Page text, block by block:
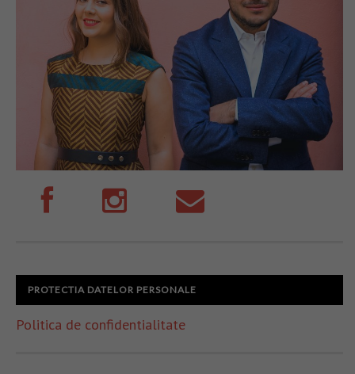
PROTECTIA DATELOR PERSONALE
Politica de confidentialitate